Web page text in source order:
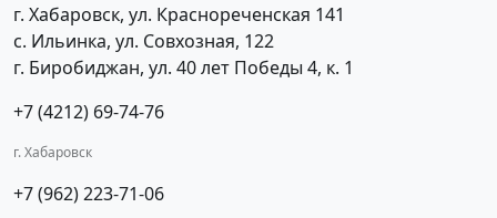
г. Хабаровск, ул. Краснореченская 141
с. Ильинка, ул. Совхозная, 122
г. Биробиджан, ул. 40 лет Победы 4, к. 1
+7 (4212) 69-74-76
г. Хабаровск
+7 (962) 223-71-06